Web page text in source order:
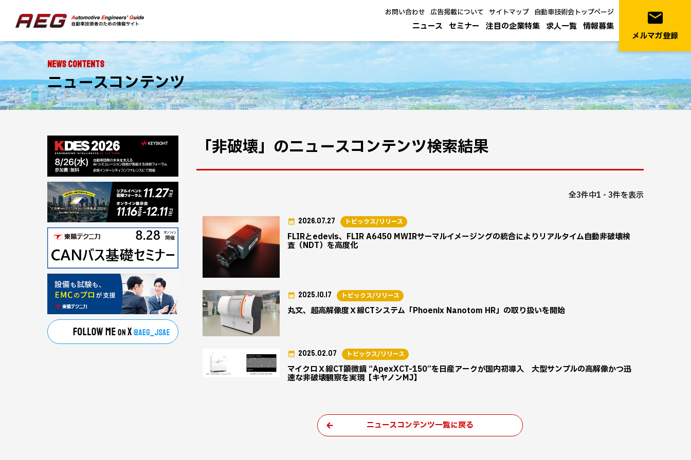
ニュース セミナー 注目の企業特集 求人一覧 情報募集
お問い合わせ 広告掲載について サイトマップ 自動車技術会トップページ email
メルマガ登録
NEWS CONTENTS
ニュースコンテンツ
「非破壊」のニュースコンテンツ検索結果
全3件中1 - 3件を表示
FLIRとedevis、FLIR A6450 MWIRサーマルイメージングの統合によりリアルタイム自動非破壊検
査（NDT）を高度化
2026.07.27 トピックス/リリース
丸文、超高解像度Ｘ線CTシステム「Phoenix Nanotom HR」の取り扱いを開始
2025.10.17 トピックス/リリース
マイクロＸ線CT顕微鏡 “ApexXCT-150”を日産アークが国内初導入 大型サンプルの高解像かつ迅
速な非破壊観察を実現【キヤノンMJ】
2025.02.07 トピックス/リリース
ニュースコンテンツ一覧に戻る